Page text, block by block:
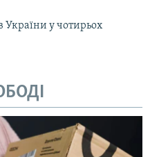
України у чотирьох